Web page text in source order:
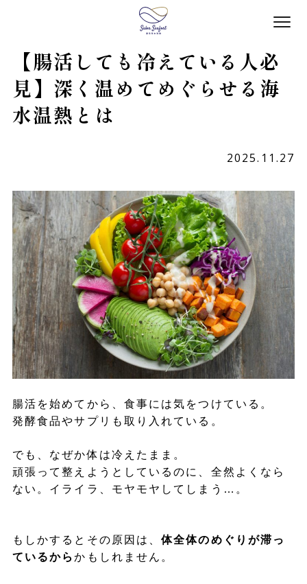
【腸活しても冷えている人必
見】深く温めてめぐらせる海
水温熱とは
2025.11.27
腸活を始めてから、食事には気をつけている。
発酵食品やサプリも取り入れている。
でも、なぜか体は冷えたまま。
頑張って整えようとしているのに、全然よくなら
ない。イライラ、モヤモヤしてしまう…。
もしかするとその原因は、体全体のめぐりが滞っ
ているからかもしれません。